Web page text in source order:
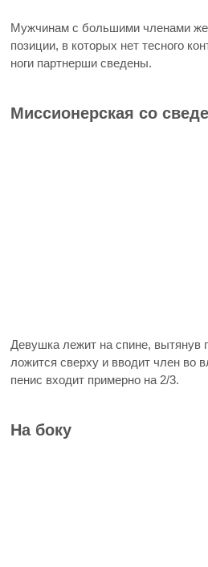
Мужчинам с большими членами
позиции, в которых нет тесного
ноги партнерши сведены.
Миссионерская со
Девушка лежит на спине, вытянув
ложится сверху и вводит член во
пенис входит примерно на 2/3.
На боку